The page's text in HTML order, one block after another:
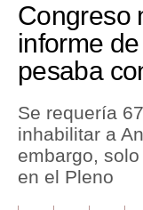
Economía
Mercados
Política
Tu Dinero
Finanzas Personales
Congreso
informe
pesaba
Se requería
inhabilitar a
embargo,
en el Pleno